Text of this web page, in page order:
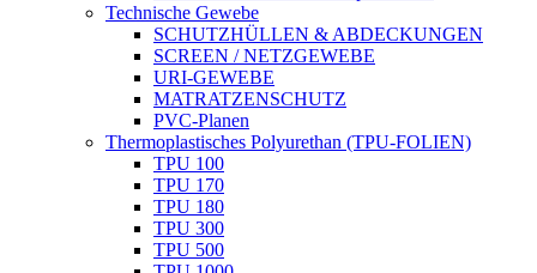
Technische Gewebe
SCHUTZHÜLLEN & ABDECKUNGEN
SCREEN / NETZGEWEBE
URI-GEWEBE
MATRATZENSCHUTZ
PVC-Planen
Thermoplastisches Polyurethan (TPU-FOLIEN)
TPU 100
TPU 170
TPU 180
TPU 300
TPU 500